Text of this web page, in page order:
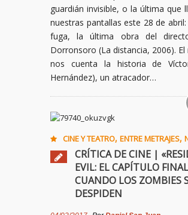
guardián invisible, o la última que
nuestras pantallas este 28 de abril:
fuga, la última obra del
Dorronsoro (La distancia, 2006).
nos cuenta la historia de
Hernández), un atracador…
CINE Y TEATRO, ENTRE METRAJES,
CRÍTICA DE CINE |
EVIL: EL CAPÍTULO
CUANDO LOS ZOMBIES
DESPIDEN